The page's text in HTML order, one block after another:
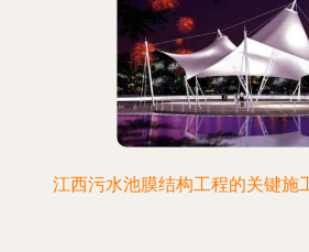
江西污水池膜结构工程的关键施